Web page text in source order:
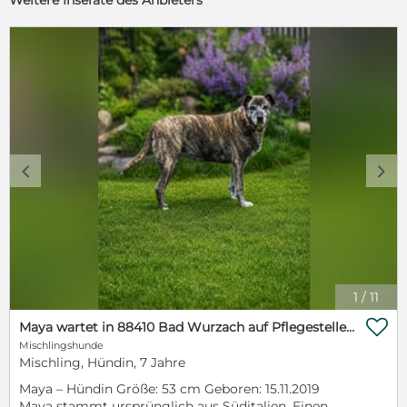
1 / 11
c d
Maya wartet in 88410 Bad Wurzach auf Pflegestelle auf ihr Zuhause
Mischlingshunde
Mischling, Hündin, 7 Jahre
Maya – Hündin Größe: 53 cm Geboren: 15.11.2019
